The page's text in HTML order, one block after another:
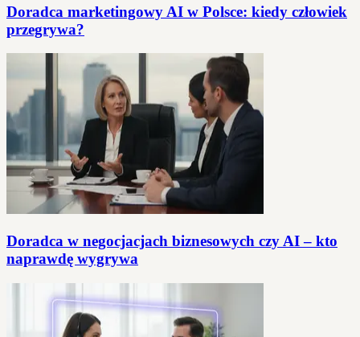
Doradca marketingowy AI w Polsce: kiedy człowiek
przegrywa?
Doradca w negocjacjach biznesowych czy AI – kto
naprawdę wygrywa